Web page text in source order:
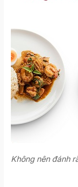
Không nên đánh